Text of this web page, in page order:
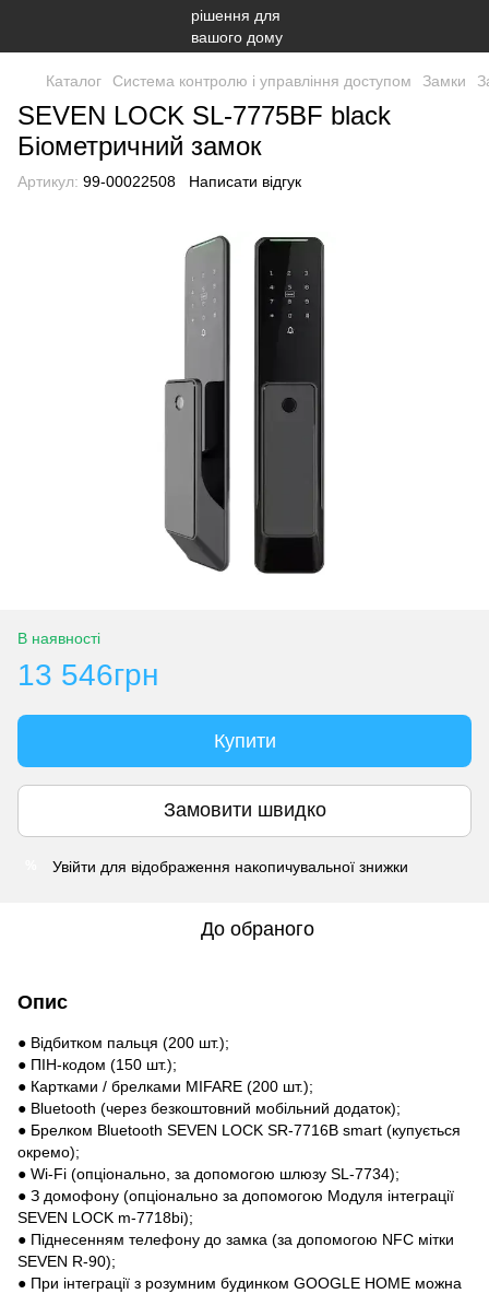
Каталог Система контролю і управління доступом Замки
SEVEN LOCK SL-7775BF black
Біометричний замок
Артикул: 99-00022508 Написати відгук
В наявності
13 546грн
Купити
Замовити швидко
Увійти для відображення накопичувальної знижки
До обраного
Опис
● Відбитком пальця (200 шт.);
● ПІН-кодом (150 шт.);
● Картками / брелками MIFARE (200 шт.);
● Bluetooth (через безкоштовний мобільний додаток);
● Брелком Bluetooth SEVEN LOCK SR-7716B smart (купується
окремо);
● Wi-Fi (опціонально, за допомогою шлюзу SL-7734);
● З домофону (опціонально за допомогою Модуля інтеграції
SEVEN LOCK m-7718bi);
● Піднесенням телефону до замка (за допомогою NFC мітки
SEVEN R-90);
● При інтеграції з розумним будинком GOOGLE HOME можна